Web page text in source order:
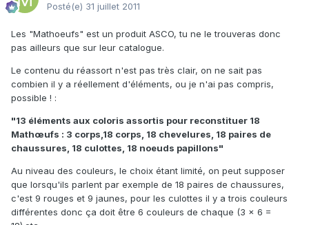
Posté(e) 31 juillet 2011
Les "Mathoeufs" est un produit ASCO, tu ne le trouveras donc
pas ailleurs que sur leur catalogue.
Le contenu du réassort n'est pas très clair, on ne sait pas
combien il y a réellement d'éléments, ou je n'ai pas compris,
possible ! :
"13 éléments aux coloris assortis pour reconstituer 18
Mathœufs : 3 corps,18 corps, 18 chevelures, 18 paires de
chaussures, 18 culottes, 18 noeuds papillons"
Au niveau des couleurs, le choix étant limité, on peut supposer
que lorsqu'ils parlent par exemple de 18 paires de chaussures,
c'est 9 rouges et 9 jaunes, pour les culottes il y a trois couleurs
différentes donc ça doit être 6 couleurs de chaque (3 x 6 =